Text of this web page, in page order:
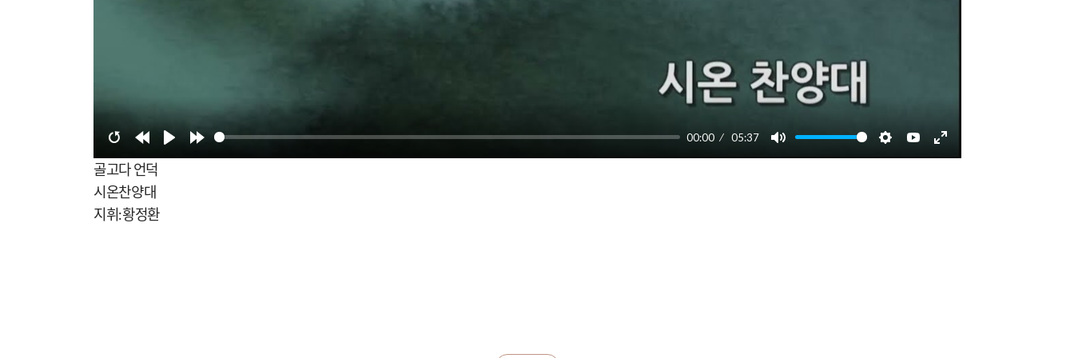
RestartRewind
10s
Play Forward
00:00 05:37
Mute SettingsYouTube
Enter
골고다 언덕
시온찬양대
지휘:황정환